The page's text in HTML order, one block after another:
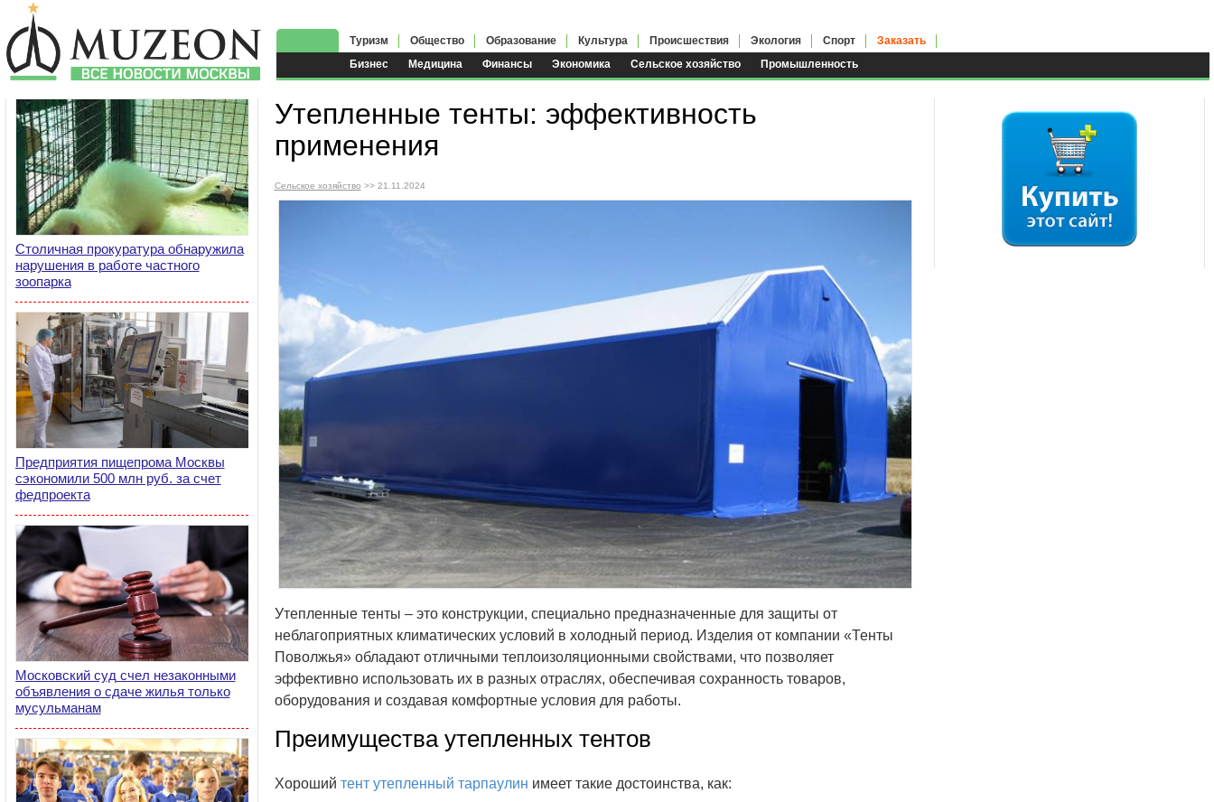
Бизнес Медицина Финансы Экономика Сельское хозяйство Промышленность
Туризм Общество Образование Культура Происшествия Экология Спорт Заказать
Столичная прокуратура обнаружила
нарушения в работе частного
зоопарка
Предприятия пищепрома Москвы
сэкономили 500 млн руб. за счет
федпроекта
Московский суд счел незаконными
объявления о сдаче жилья только
мусульманам
Утепленные тенты: эффективность
применения
Сельское хозяйство >> 21.11.2024
Утепленные тенты – это конструкции, специально предназначенные для защиты от
неблагоприятных климатических условий в холодный период. Изделия от компании «Тенты
Поволжья» обладают отличными теплоизоляционными свойствами, что позволяет
эффективно использовать их в разных отраслях, обеспечивая сохранность товаров,
оборудования и создавая комфортные условия для работы.
Преимущества утепленных тентов
Хороший тент утепленный тарпаулин имеет такие достоинства, как: